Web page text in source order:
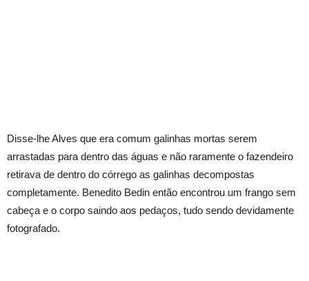
Disse-lhe Alves que era comum galinhas mortas serem
arrastadas para dentro das águas e não raramente o fazendeiro
retirava de dentro do córrego as galinhas decompostas
completamente. Benedito Bedin então encontrou um frango sem
cabeça e o corpo saindo aos pedaços, tudo sendo devidamente
fotografado.